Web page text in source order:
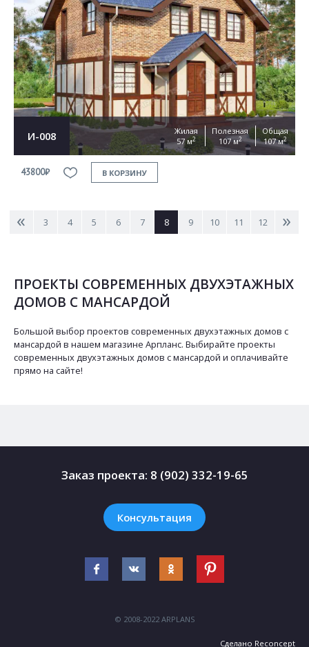
И-008
Жилая
57 м2
Полезная
107 м2
Общая
107 м2
43800₽ В КОРЗИНУ
< 3 4 5 6 7 8 9 10 11 12 >
ПРОЕКТЫ СОВРЕМЕННЫХ ДВУХЭТАЖНЫХ
ДОМОВ С МАНСАРДОЙ
Большой выбор проектов современных двухэтажных домов с
мансардой в нашем магазине Арпланс. Выбирайте проекты
современных двухэтажных домов с мансардой и оплачивайте
прямо на сайте!
Заказ проекта: 8 (902) 332-19-65
Консультация
© 2008-2022 ARPLANS
Сделано Reconcept